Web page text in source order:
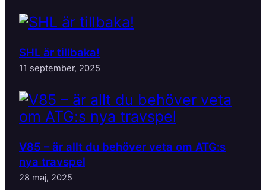
SHL är tillbaka!
11 september, 2025
V85 – är allt du behöver veta om ATG:s
nya travspel
28 maj, 2025